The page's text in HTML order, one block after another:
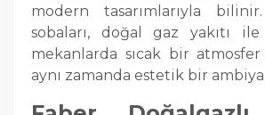
modern tasarımlarıyla
sobaları, doğal gaz yakıtı
mekanlarda sıcak bir
aynı zamanda estetik bir